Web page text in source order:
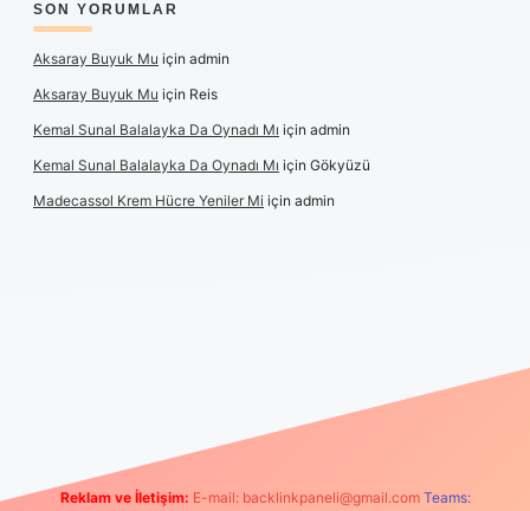
SON YORUMLAR
Aksaray Buyuk Mu için admin
Aksaray Buyuk Mu için Reis
Kemal Sunal Balalayka Da Oynadı Mı için admin
Kemal Sunal Balalayka Da Oynadı Mı için Gökyüzü
Madecassol Krem Hücre Yeniler Mi için admin
Reklam ve İletişim: E-mail: backlinkpaneli@gmail.com Teams: